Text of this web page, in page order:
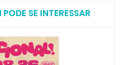
SE INTERESSAR